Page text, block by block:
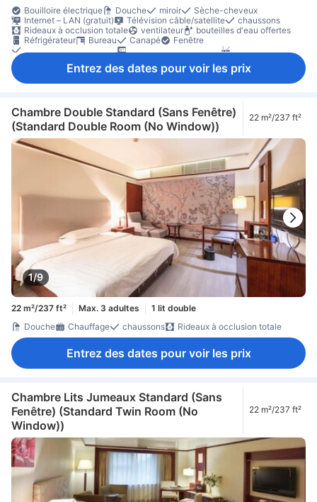
Bouilloire électrique
Douche miroir
Sèche-cheveux
Internet – LAN (gratuit)
Télévision câble/satellite
chaussons
Rideaux à occlusion totale
ventilateur
bouteilles d'eau offertes
Réfrigérateur
Bureau Canapé
Fenêtre
Portant pour vêtements
Entrez des dates pour voir les prix
Chambre Double Standard (Sans Fenêtre)
(Standard Double Room (No Window))
22 m²/237 ft²
1/9
22 m²/237 ft² Max. 3 adultes
1 lit double
Douche
Chauffage chaussons Rideaux à occlusion totale
Entrez des dates pour voir les prix
Chambre Lits Jumeaux Standard (Sans
Fenêtre) (Standard Twin Room (No
Window))
22 m²/237 ft²